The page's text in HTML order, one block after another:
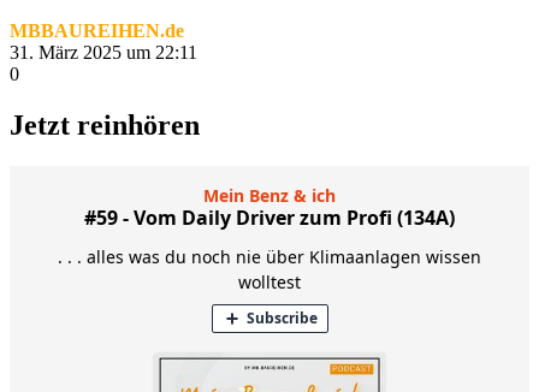
MBBAUREIHEN.de
31. März 2025 um 22:11
0
Jetzt reinhören